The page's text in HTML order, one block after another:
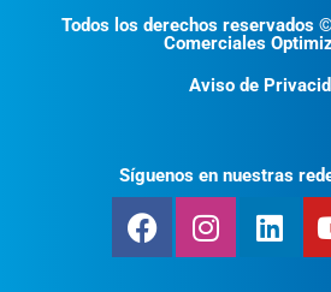
Todos los derechos reservados
Comerciales
Aviso de
Síguenos en nuestras